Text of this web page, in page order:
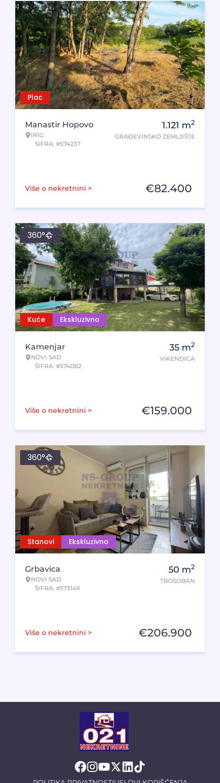
Plac
Manastir Hopovo
IRIG
ŠIFRA: #574237
1.121 m2
GRAĐEVINSKO ZEMLJIŠTE
Više o nekretnini > €82.400
Kuće Ekskluzivno
360°
Kamenjar
NOVI SAD
ŠIFRA: #574082
35 m2
VIKENDICA
Više o nekretnini > €159.000
Stanovi Ekskluzivno
360°
Grbavica
NOVI SAD
ŠIFRA: #573149
50 m2
TROSOBAN
Više o nekretnini > €206.900